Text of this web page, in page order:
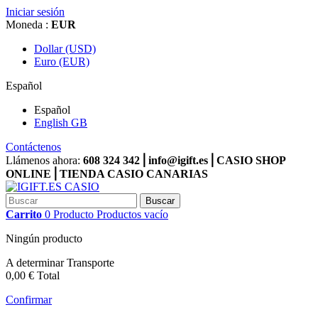
Iniciar sesión
Moneda : EUR
Dollar (USD)
Euro (EUR)
Español
Español
English GB
Contáctenos
Llámenos ahora: 608 324 342⎪info@igift.es⎪CASIO SHOP
ONLINE⎪TIENDA CASIO CANARIAS
Buscar
Carrito 0 Producto Productos vacío
Ningún producto
A determinarTransporte
0,00 € Total
Confirmar